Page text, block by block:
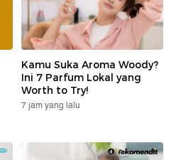
Kamu Suka Aroma Woody?
Ini 7 Parfum Lokal yang
Worth to Try!
7 jam yang lalu